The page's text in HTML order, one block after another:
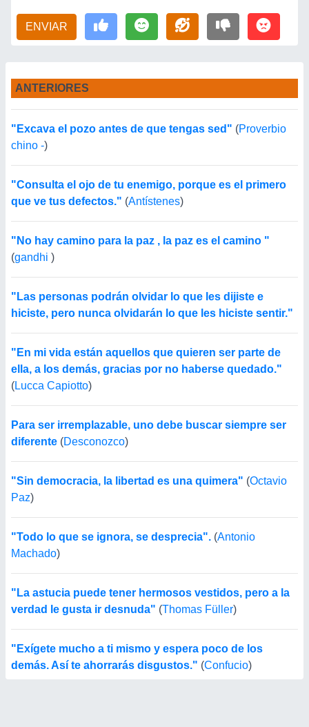
ENVIAR
ANTERIORES
"Excava el pozo antes de que tengas sed" (Proverbio
chino -)
"Consulta el ojo de tu enemigo, porque es el primero
que ve tus defectos." (Antístenes)
"No hay camino para la paz , la paz es el camino "
(gandhi )
"Las personas podrán olvidar lo que les dijiste e
hiciste, pero nunca olvidarán lo que les hiciste sentir."
"En mi vida están aquellos que quieren ser parte de
ella, a los demás, gracias por no haberse quedado."
(Lucca Capiotto)
Para ser irremplazable, uno debe buscar siempre ser
diferente (Desconozco)
"Sin democracia, la libertad es una quimera" (Octavio
Paz)
"Todo lo que se ignora, se desprecia". (Antonio
Machado)
"La astucia puede tener hermosos vestidos, pero a la
verdad le gusta ir desnuda" (Thomas Füller)
"Exígete mucho a ti mismo y espera poco de los
demás. Así te ahorrarás disgustos." (Confucio)